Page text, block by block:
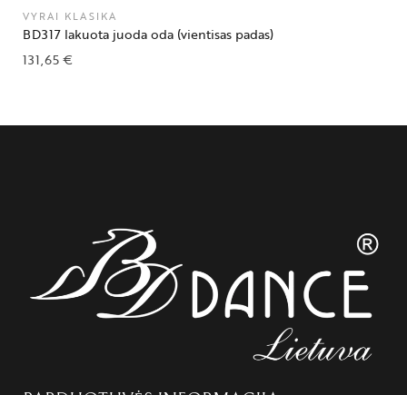
VYRAI KLASIKA
BD317 lakuota juoda oda (vientisas padas)
131,65€